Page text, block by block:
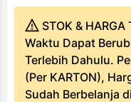
STOK &
Waktu Dapat
Terlebih Dahulu.
(Per KARTON),
Sudah Berbelanja